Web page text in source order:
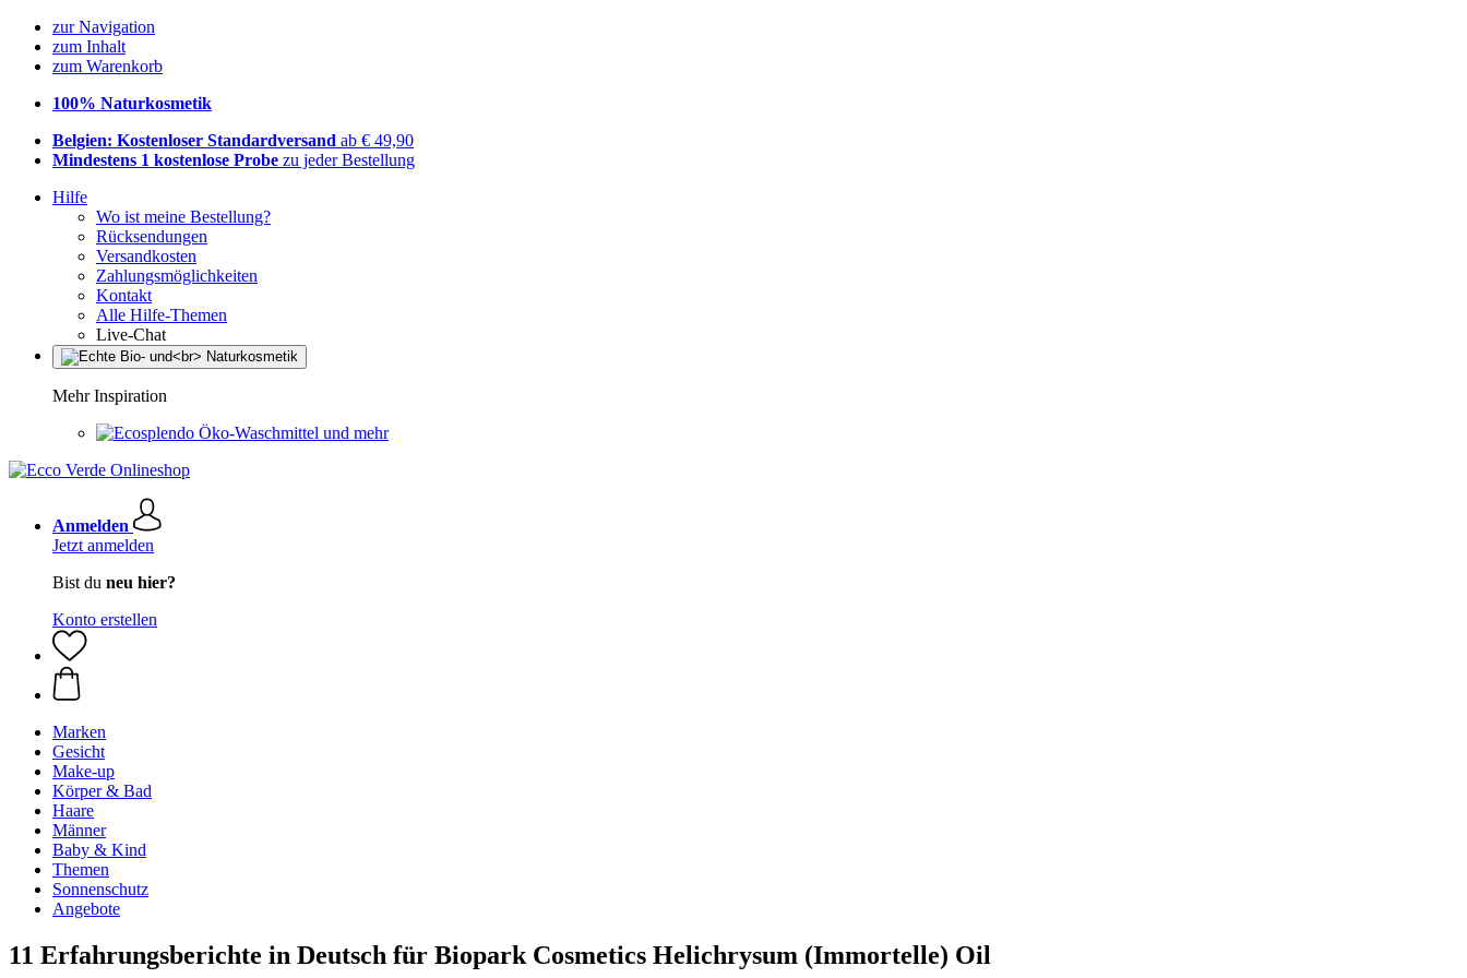
zur Navigation
zum Inhalt
zum Warenkorb
100% Naturkosmetik
Belgien: Kostenloser Standardversand ab € 49,90
Mindestens 1 kostenlose Probe zu jeder Bestellung
Hilfe
Wo ist meine Bestellung?
Rücksendungen
Versandkosten
Zahlungsmöglichkeiten
Kontakt
Alle Hilfe-Themen
Live-Chat
Mehr Inspiration
Öko-Waschmittel und mehr
Anmelden
Jetzt anmelden
Bist du neu hier?
Konto erstellen
Marken
Gesicht
Make-up
Körper & Bad
Haare
Männer
Baby & Kind
Themen
Sonnenschutz
Angebote
11 Erfahrungsberichte in Deutsch für Biopark Cosmetics Helichrysum (Immortelle) Oil